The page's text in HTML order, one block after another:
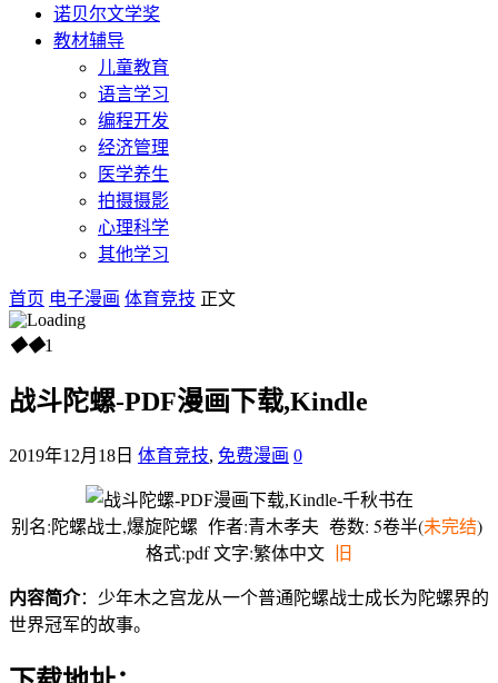
诺贝尔文学奖
教材辅导
儿童教育
语言学习
编程开发
经济管理
医学养生
拍摄摄影
心理科学
其他学习
首页 电子漫画 体育竞技 正文
◆◆1
战斗陀螺-PDF漫画下载,Kindle
2019年12月18日 体育竞技, 免费漫画 0
别名:陀螺战士,爆旋陀螺 作者:青木孝夫 卷数: 5卷半(未完结)
格式:pdf 文字:繁体中文 旧
内容简介：少年木之宫龙从一个普通陀螺战士成长为陀螺界的
世界冠军的故事。